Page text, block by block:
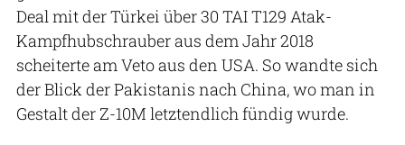
Deal mit der Türkei über 30 TAI T129 Atak-
Kampfhubschrauber aus dem Jahr 2018
scheiterte am Veto aus den USA. So wandte sich
der Blick der Pakistanis nach China, wo man in
Gestalt der Z-10M letztendlich fündig wurde.